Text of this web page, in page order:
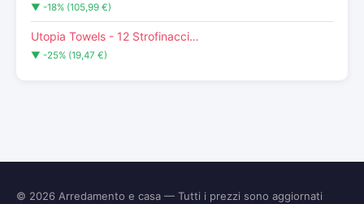
▼ -18% (105,99 €)
Utopia Towels - 12 Strofinacci…
▼ -25% (19,47 €)
© 2026 Arredamento e casa — Tutti i prezzi sono aggiornati